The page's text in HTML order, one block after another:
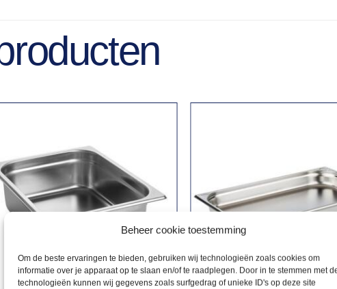
Beheer cookie toestemming
Om de beste ervaringen te bieden, gebruiken wij technologieën zoals cookies om
informatie over je apparaat op te slaan en/of te raadplegen. Door in te stemmen met
technologieën kunnen wij gegevens zoals surfgedrag of unieke ID's op deze site